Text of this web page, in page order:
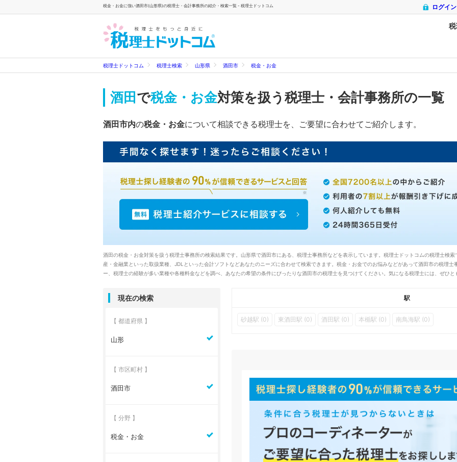
税金・お金に強い酒田市(山形県)の税理士・会計事務所の紹介・検索一覧 - 税理士ドットコム ログイン
税理士ドットコム 税理士検索 山形県 酒田市 税金・お金
酒田 で税金・お金対策を扱う税理士・会計事務所の一覧
酒田市内の税金・お金について相談できる税理士を、ご要望に合わせてご紹介します。
酒田の税金・お金対策を扱う税理士事務所の検索結果です。山形県で酒田市にある、税理士事務所などを表示しています。税理士ドットコムの税理士検
産・金融業といった取扱業種、JDLといった会計ソフトなどあなたのニーズに合わせて検索できます。税金・お金でのお悩みなどがあって酒田市の税理
ー、税理士の経験が多い業種や各種料金などを調べ、あなたの希望の条件にぴったりな酒田市の税理士を見つけてください。気になる税理士には、ぜひ
駅
砂越駅 (0) 東酒田駅 (0) 酒田駅 (0) 本楯駅 (0) 南鳥海駅 (0)
現在の検索
【 都道府県 】
山形
【 市区町村 】
酒田市
【 分野 】
税金・お金